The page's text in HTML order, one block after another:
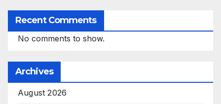
Recent Comments
No comments to show.
Archives
August 2026